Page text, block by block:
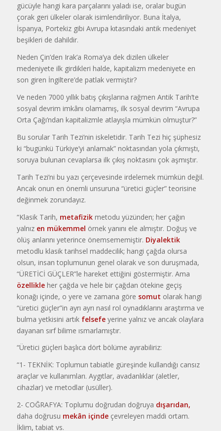
gücüyle hangi kara parçalarını yaladı ise, oralar bugün
çorak geri ülkeler olarak isimlendiriliyor. Buna İtalya,
İspanya, Portekiz gibi Avrupa kıtasındaki antik medeniyet
beşikleri de dahildir.
Neden Çin’den Irak’a Roma’ya dek dizilen ülkeler
medeniyete ilk girdikleri halde, kapitalizm medeniyete en
son giren İngiltere’de patlak vermiştir?
Ve neden 7000 yıllık batış çıkışlarına rağmen Antik Tarih’te
sosyal devrim imkânı olamamış, ilk sosyal devrim “Avrupa
Orta Çağı’ndan kapitalizmle atlayışla mümkün olmuştur?”
Bu sorular Tarih Tezi’nin iskeletidir. Tarih Tezi hiç şüphesiz
ki “bugünkü Türkiye’yi anlamak” noktasından yola çıkmıştı,
soruya bulunan cevaplarsa ilk çıkış noktasını çok aşmıştır.
Tarih Tezi’ni bu yazı çerçevesinde irdelemek mümkün değil.
Ancak onun en önemli unsuruna “üretici güçler” teorisine
değinmek zorundayız.
“Klasik Tarih, metafizik metodu yüzünden; her çağın
yalnız en mükemmel örnek yanını ele almıştır. Doğuş ve
ölüş anlarını yeterince önemsememiştir. Diyalektik
metodlu klasik tarihsel maddecilik; hangi çağda olursa
olsun, insan toplumunun genel olarak ve son duruşmada,
“ÜRETİCİ GÜÇLER”le hareket ettiğini göstermiştir. Ama
özellikle her çağda ve hele bir çağdan ötekine geçiş
konağı içinde, o yere ve zamana göre somut olarak hangi
“üretici güçler”in ayrı ayrı nasıl rol oynadıklarını araştırma ve
bulma yetkisini artık felsefe yerine yalnız ve ancak olaylara
dayanan sırf bilime ısmarlamıştır.
“Üretici güçleri başlıca dört bölüme ayırabiliriz:
“1- TEKNİK: Toplumun tabiatle güreşinde kullandığı cansız
araçlar ve kullanımları. Aygıtlar, avadanlıklar (aletler,
cihazlar) ve metodlar (usüller).
2- COĞRAFYA: Toplumu doğrudan doğruya dışarıdan,
daha doğrusu mekân içinde çevreleyen maddi ortam.
İklim, tabiat vs.